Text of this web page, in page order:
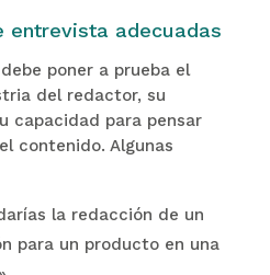
entrevista adecuadas
poner a prueba el
del redactor, su
capacidad para pensar
contenido. Algunas
la redacción de un
para un producto en una